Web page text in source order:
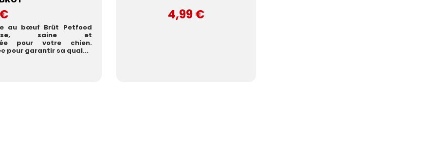
au bœuf Brüt Petfood
saine et
pour votre chien.
pour garantir sa qual...
4,99 €